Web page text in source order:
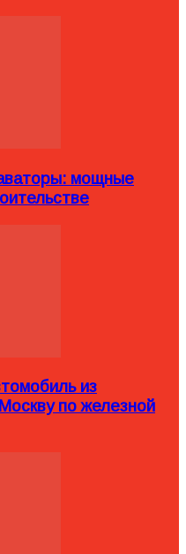
мощные
из
по железной